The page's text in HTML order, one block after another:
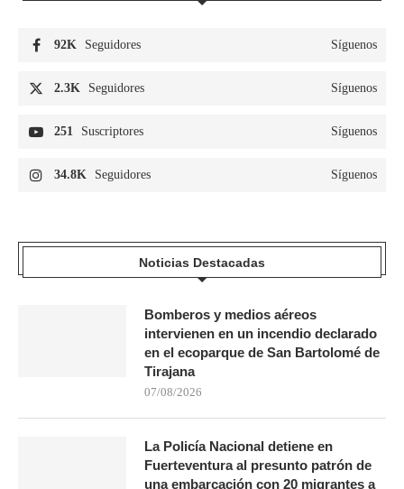
92K Seguidores Síguenos
2.3K Seguidores Síguenos
251 Suscriptores Síguenos
34.8K Seguidores Síguenos
Noticias Destacadas
Bomberos y medios aéreos
intervienen en un incendio declarado
en el ecoparque de San Bartolomé de
Tirajana
07/08/2026
La Policía Nacional detiene en
Fuerteventura al presunto patrón de
una embarcación con 20 migrantes a